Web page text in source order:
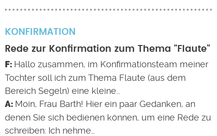
KONFIRMATION
Rede zur Konfirmation zum Thema "Flaute"
Hallo zusammen, im Konfirmationsteam meiner
Tochter soll ich zum Thema Flaute (aus dem
Bereich Segeln) eine kleine…
Moin, Frau Barth! Hier ein paar Gedanken, an
denen Sie sich bedienen können, um eine Rede zu
schreiben: Ich nehme…